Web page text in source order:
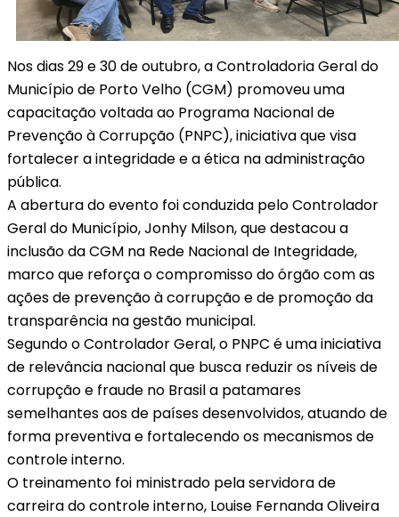
Nos dias 29 e 30 de outubro, a Controladoria Geral do
Município de Porto Velho (CGM) promoveu uma
capacitação voltada ao Programa Nacional de
Prevenção à Corrupção (PNPC), iniciativa que visa
fortalecer a integridade e a ética na administração
pública.
A abertura do evento foi conduzida pelo Controlador
Geral do Município, Jonhy Milson, que destacou a
inclusão da CGM na Rede Nacional de Integridade,
marco que reforça o compromisso do órgão com as
ações de prevenção à corrupção e de promoção da
transparência na gestão municipal.
Segundo o Controlador Geral, o PNPC é uma iniciativa
de relevância nacional que busca reduzir os níveis de
corrupção e fraude no Brasil a patamares
semelhantes aos de países desenvolvidos, atuando de
forma preventiva e fortalecendo os mecanismos de
controle interno.
O treinamento foi ministrado pela servidora de
carreira do controle interno, Louise Fernanda Oliveira